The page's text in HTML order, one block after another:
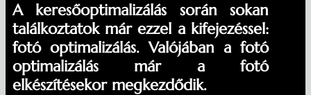
A keresőoptimalizálás során sokan
találkoztatok már ezzel a kifejezéssel:
fotó optimalizálás. Valójában a fotó
optimalizálás már a fotó
elkészítésekor megkezdődik.